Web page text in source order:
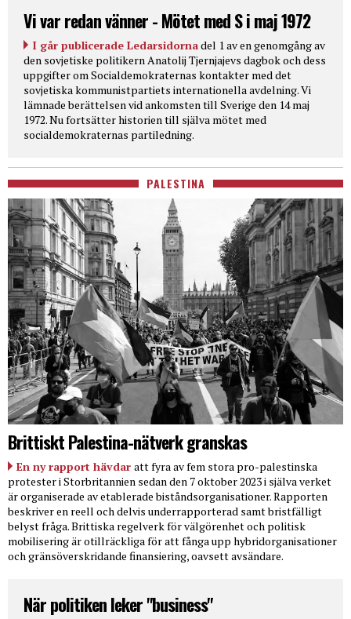
Vi var redan vänner - Mötet med S i maj 1972
I går publicerade Ledarsidornadel 1 av en genomgång av
den sovjetiske politikern Anatolij Tjernjajevs dagbok och dess
uppgifter om Socialdemokraternas kontakter med det
sovjetiska kommunistpartiets internationella avdelning. Vi
lämnade berättelsen vid ankomsten till Sverige den 14 maj
1972. Nu fortsätter historien till själva mötet med
socialdemokraternas partiledning.
PALESTINA
Brittiskt Palestina-nätverk granskas
En ny rapport hävdar att fyra av fem stora pro-palestinska
protester i Storbritannien sedan den 7 oktober 2023 i själva verket
är organiserade av etablerade biståndsorganisationer. Rapporten
beskriver en reell och delvis underrapporterad samt bristfälligt
belyst fråga. Brittiska regelverk för välgörenhet och politisk
mobilisering är otillräckliga för att fånga upp hybridorganisationer
och gränsöverskridande finansiering, oavsett avsändare.
När politiken leker "business"